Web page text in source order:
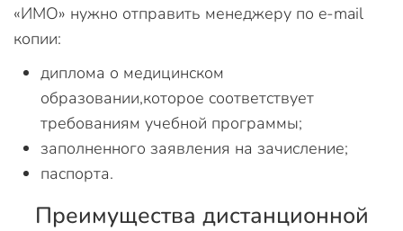
«ИМО» нужно отправить менеджеру по e-mail
копии:
диплома о медицинском
образовании,которое соответствует
требованиям учебной программы;
заполненного заявления на зачисление;
паспорта.
Преимущества дистанционной